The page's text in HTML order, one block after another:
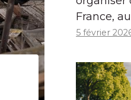
France,
5 février